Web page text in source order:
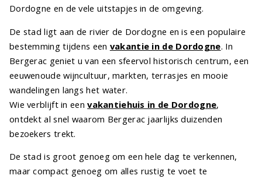
Dordogne en de vele uitstapjes in de omgeving.
De stad ligt aan de rivier de Dordogne en is een populaire
bestemming tijdens een vakantie in de Dordogne. In
Bergerac geniet u van een sfeervol historisch centrum, een
eeuwenoude wijncultuur, markten, terrasjes en mooie
wandelingen langs het water.
Wie verblijft in eenvakantiehuis in de Dordogne,
ontdekt al snel waarom Bergerac jaarlijks duizenden
bezoekers trekt.
De stad is groot genoeg om een hele dag te verkennen,
maar compact genoeg om alles rustig te voet te